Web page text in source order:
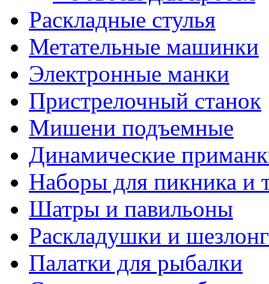
Раскладные стулья
Метательные машинки
Электронные манки
Пристрелочный станок
Мишени подъемные
Динамические
Наборы для пикника и
Шатры и павильоны
Раскладушки и
Палатки для рыбалки